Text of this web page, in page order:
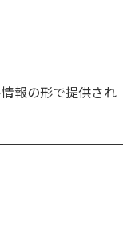
報の形で提供され